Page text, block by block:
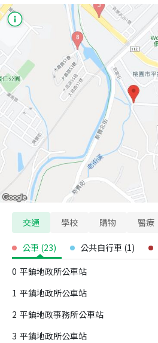
交通 學校 購物 醫療
公車 (23) 公共自行車 (1)
0 平鎮地政所公車站
1 平鎮地政所公車站
2 平鎮地政事務所公車站
3 平鎮地政所公車站